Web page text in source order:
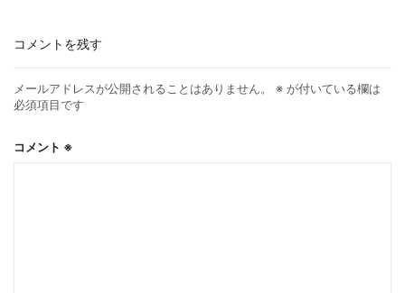
コメントを残す
メールアドレスが公開されることはありません。 ※ が付いている欄は
必須項目です
コメント ※